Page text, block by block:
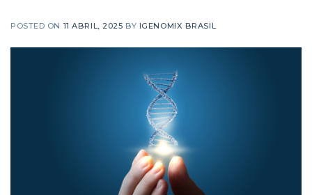
POSTED ON 11 ABRIL, 2025 BY IGENOMIX BRASIL